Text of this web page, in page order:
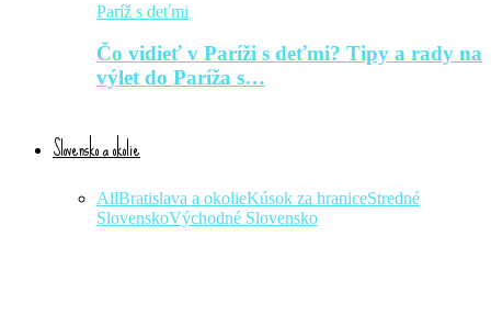
Paríž s deťmi
Čo vidieť v Paríži s deťmi? Tipy a rady na
výlet do Paríža s…
Slovensko a okolie
AllBratislava a okolieKúsok za hraniceStredné
SlovenskoVýchodné Slovensko